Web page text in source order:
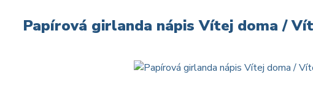
Papírová girlanda nápis Vítej doma /